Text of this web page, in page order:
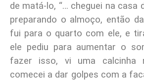
de matá-lo, “… cheguei na casa
preparando o almoço, então
fui para o quarto com ele, e
ele pediu para aumentar o
fazer isso, vi uma calcinha
comecei a dar golpes com a